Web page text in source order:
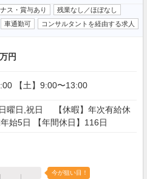
ス・賞与あり
残業なし／ほぼなし
車通勤可 コンサルタントを経由する求人
円
【土】9:00〜13:00
日曜日,祝日 【休暇】年次有給休
始5日 【年間休日】116日
今が狙い目！